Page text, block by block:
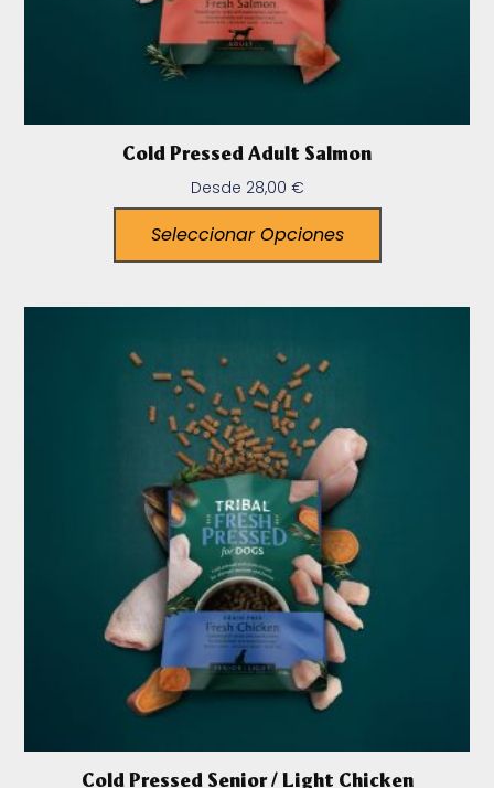
Cold Pressed Adult Salmon
Desde 28,00 €
Seleccionar Opciones